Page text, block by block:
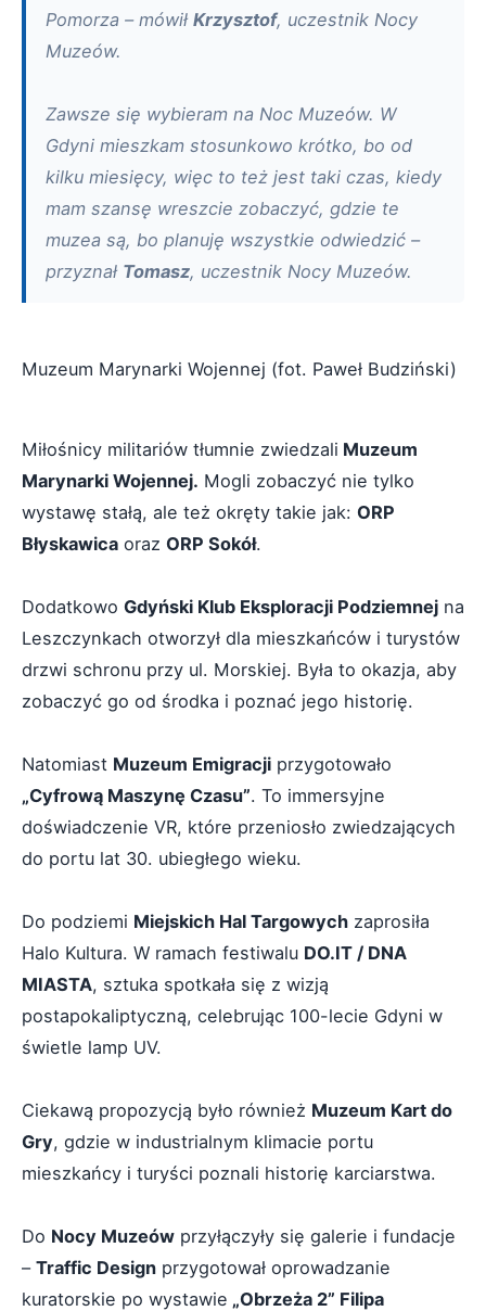
Pomorza – mówił Krzysztof, uczestnik Nocy
Muzeów.
Zawsze się wybieram na Noc Muzeów. W
Gdyni mieszkam stosunkowo krótko, bo od
kilku miesięcy, więc to też jest taki czas, kiedy
mam szansę wreszcie zobaczyć, gdzie te
muzea są, bo planuję wszystkie odwiedzić –
przyznał Tomasz, uczestnik Nocy Muzeów.
Muzeum Marynarki Wojennej (fot. Paweł Budziński)
Miłośnicy militariów tłumnie zwiedzali Muzeum
Marynarki Wojennej. Mogli zobaczyć nie tylko
wystawę stałą, ale też okręty takie jak: ORP
Błyskawica oraz ORP Sokół.
Dodatkowo Gdyński Klub Eksploracji Podziemnej na
Leszczynkach otworzył dla mieszkańców i turystów
drzwi schronu przy ul. Morskiej. Była to okazja, aby
zobaczyć go od środka i poznać jego historię.
Natomiast Muzeum Emigracji przygotowało
„Cyfrową Maszynę Czasu”. To immersyjne
doświadczenie VR, które przeniosło zwiedzających
do portu lat 30. ubiegłego wieku.
Do podziemi Miejskich Hal Targowych zaprosiła
Halo Kultura. W ramach festiwalu DO.IT / DNA
MIASTA, sztuka spotkała się z wizją
postapokaliptyczną, celebrując 100-lecie Gdyni w
świetle lamp UV.
Ciekawą propozycją było również Muzeum Kart do
Gry, gdzie w industrialnym klimacie portu
mieszkańcy i turyści poznali historię karciarstwa.
Do Nocy Muzeów przyłączyły się galerie i fundacje
– Traffic Design przygotował oprowadzanie
kuratorskie po wystawie „Obrzeża 2” Filipa